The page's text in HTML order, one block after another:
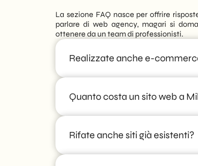
La sezione FAQ nasce per offrire
parlare di web agency, magari si
ottenere da un team di professionisti.
Realizzate anche e-
Sì, sviluppiamo e-commerce su
usabilità e conversioni.
Quanto costa un sito web a
Non esistono listini fissi: dopo un
preventivo su misura, con tempi e
Rifate anche siti già esistenti?